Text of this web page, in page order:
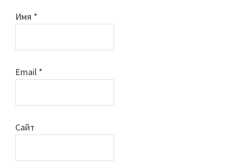
Имя *
Email *
Сайт